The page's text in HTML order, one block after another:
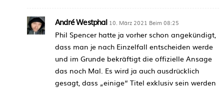
André Westphal 10. März 2021 Beim 08:25
Phil Spencer hatte ja vorher schon angekündigt,
dass man je nach Einzelfall entscheiden werde
und im Grunde bekräftigt die offizielle Ansage
das noch Mal. Es wird ja auch ausdrücklich
gesagt, dass „einige“ Titel exklusiv sein werden